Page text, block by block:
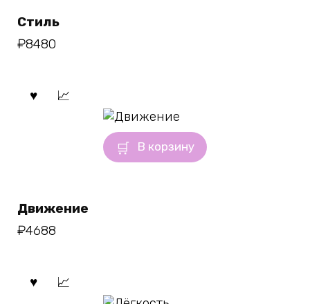
Стиль
₽8480
В корзину
Движение
₽4688